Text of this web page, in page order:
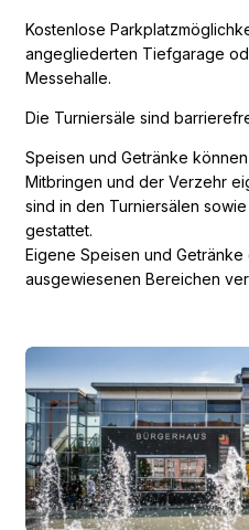
Kostenlose
angegliederten Tiefgarage
Messehalle.
Die Turniersäle sind
Speisen und Getränke
Mitbringen und der Verzehr
sind in den Turniersälen
gestattet.
Eigene Speisen und
ausgewiesenen Bereichen